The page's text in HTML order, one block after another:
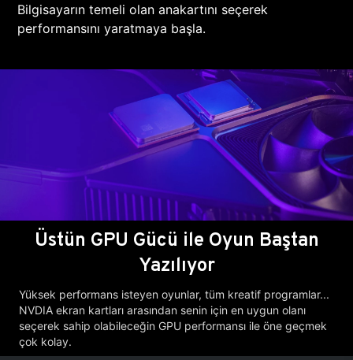
Bilgisayarın temeli olan anakartını seçerek
performansını yaratmaya başla.
Üstün GPU Gücü ile Oyun Baştan
Yazılıyor
Yüksek performans isteyen oyunlar, tüm kreatif programlar...
NVDIA ekran kartları arasından senin için en uygun olanı
seçerek sahip olabileceğin GPU performansı ile öne geçmek
çok kolay.